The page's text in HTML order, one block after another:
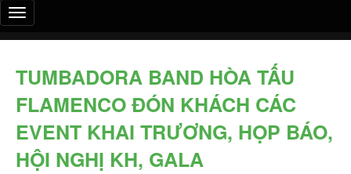
Đây
là
menu
TUMBADORA BAND HÒA TẤU
FLAMENCO ĐÓN KHÁCH CÁC
EVENT KHAI TRƯƠNG, HỌP BÁO,
HỘI NGHỊ KH, GALA